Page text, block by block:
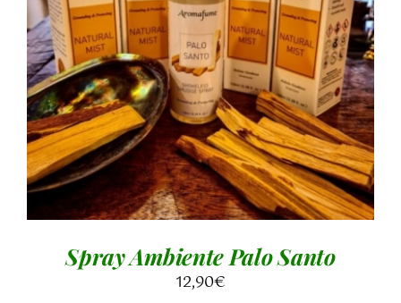
AGGIUNGI AL CARRELLO / DETTAGLI
Spray Ambiente Palo Santo
12,90€